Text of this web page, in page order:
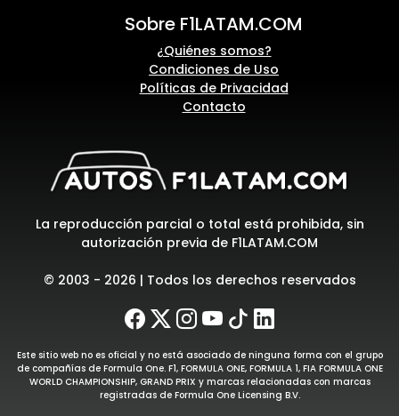
Sobre F1LATAM.COM
¿Quiénes somos?
Condiciones de Uso
Políticas de Privacidad
Contacto
La reproducción parcial o total está prohibida, sin
autorización previa de F1LATAM.COM
© 2003 - 2026 | Todos los derechos reservados
Este sitio web no es oficial y no está asociado de ninguna forma con el grupo
de compañías de Formula One. F1, FORMULA ONE, FORMULA 1, FIA FORMULA ONE
WORLD CHAMPIONSHIP, GRAND PRIX y marcas relacionadas con marcas
registradas de Formula One Licensing B.V.